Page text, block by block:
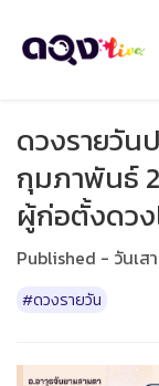
ดวงรายวัน
กุมภาพันธ์
ผู้ก่อตั้งดว
Published - วันเส
#ดวงรายวัน